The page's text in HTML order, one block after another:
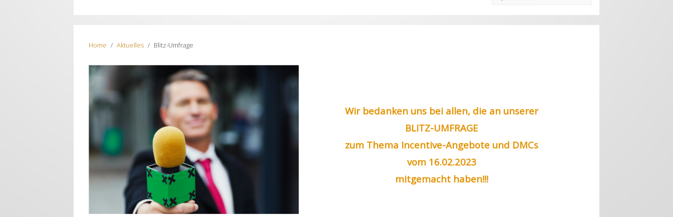
Home Aktuelles Blitz-Umfrage
Wir bedanken uns bei allen, die an unserer
BLITZ-UMFRAGE
zum Thema Incentive-Angebote und DMCs
vom 16.02.2023
mitgemacht haben!!!